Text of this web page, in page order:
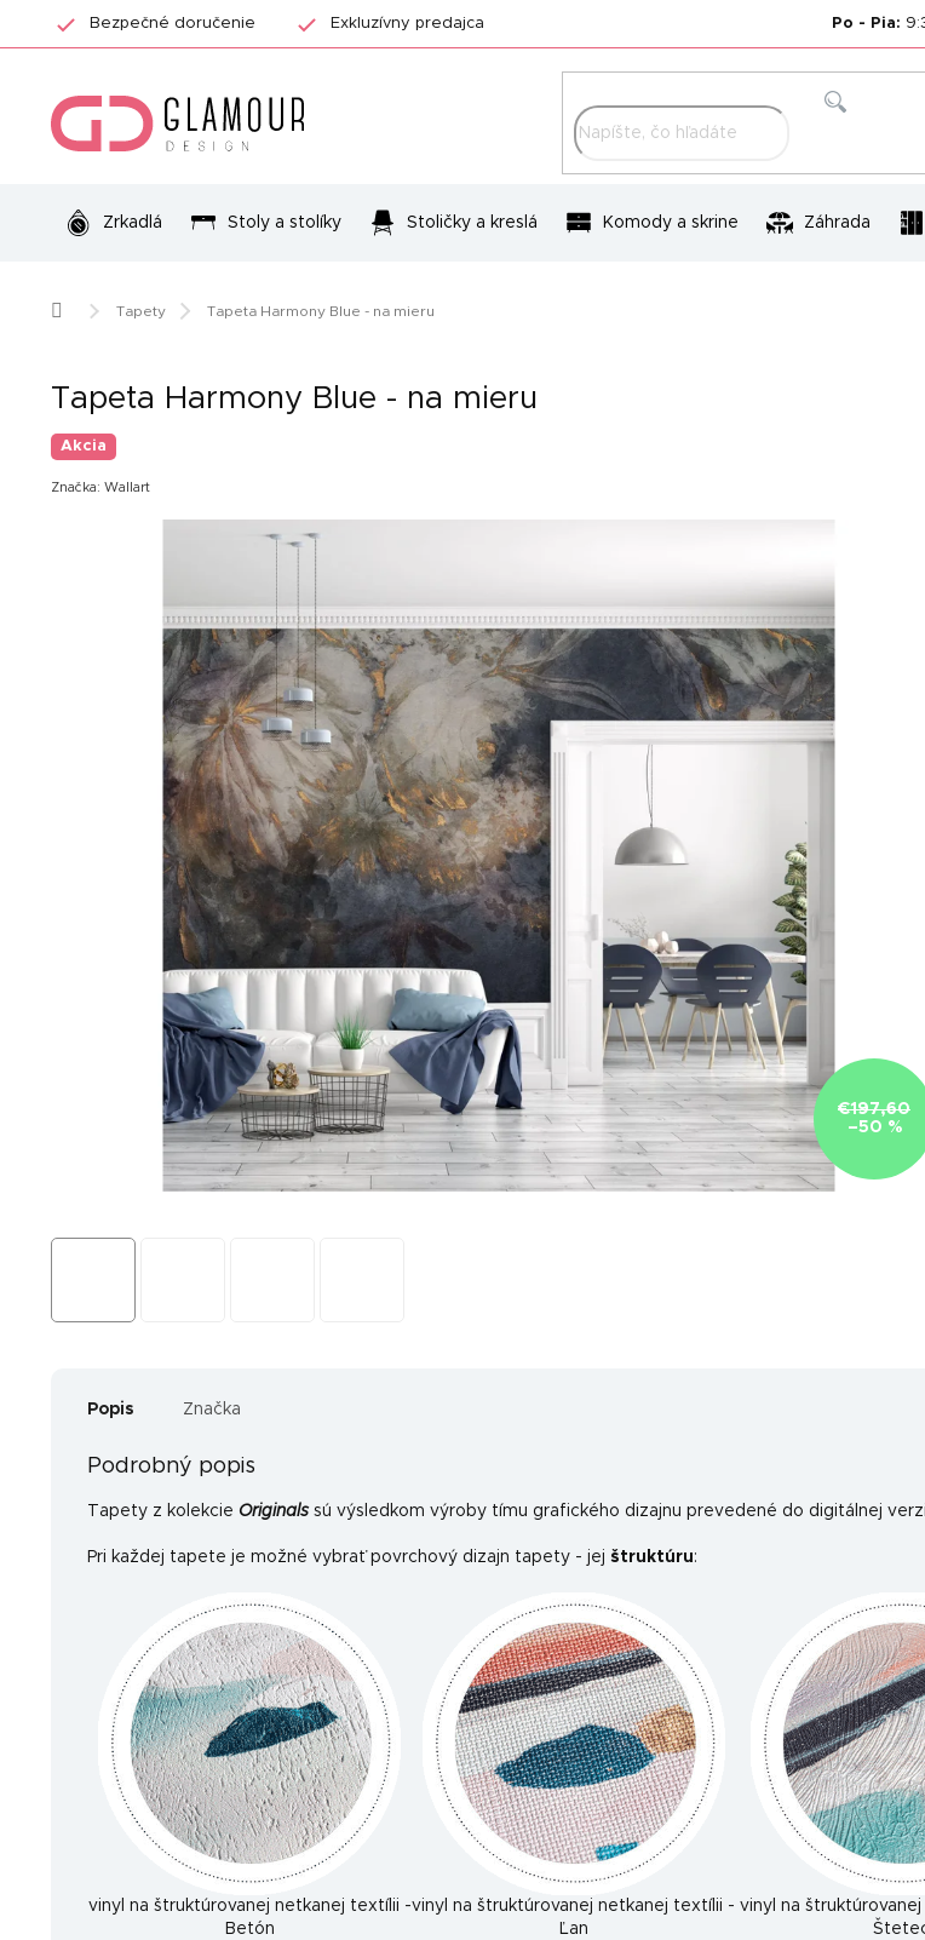
Bezpečné doručenie Exkluzívny predajca Po - Pia:
Zrkadlá Stoly a stolíky Stoličky a kreslá Komody a skrine Záhrada
DomovTapety Tapeta Harmony Blue - na mieru
Tapeta Harmony Blue - na mieru
Akcia
Značka: Wallart
€197,60
–50 %
Popis Značka
Podrobný popis
Tapety z kolekcie Originals sú výsledkom výroby tímu grafického dizajnu prevedené do digitálnej
Pri každej tapete je možné vybrať povrchový dizajn tapety - jej štruktúru:
vinyl na štruktúrovanej netkanej textílii -
Betón
vinyl na štruktúrovanej netkanej textílii -
Ľan
vinyl na